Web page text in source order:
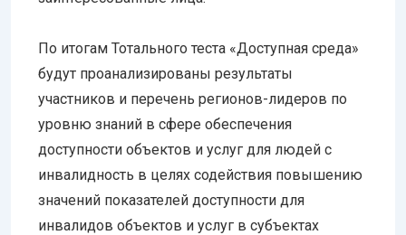
По итогам Тотального теста «Доступная среда»
будут проанализированы результаты
участников и перечень регионов-лидеров по
уровню знаний в сфере обеспечения
доступности объектов и услуг для людей с
инвалидность в целях содействия повышению
значений показателей доступности для
инвалидов объектов и услуг в субъектах